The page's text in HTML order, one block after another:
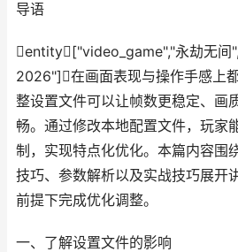
导语
entity["video_game","永劫无
2026"]在画面表现与操作手感上
整设置文件可以让帧数更稳定、画
畅。通过修改本地配置文件，玩家
制，实现特点化优化。本篇内容围
技巧、参数解析以及实战技巧展开
前提下完成优化调整。
一、了解设置文件的影响